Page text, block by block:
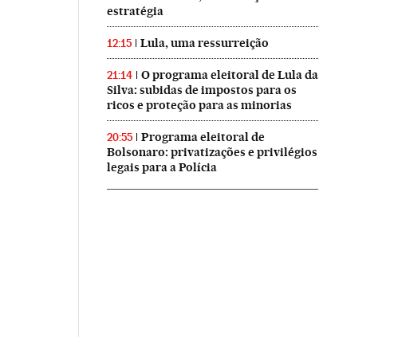
estratégia
12:15 Lula, uma ressurreição
21:14
O programa eleitoral de Lula da
Silva: subidas de impostos para os
ricos e proteção para as minorias
20:55
Programa eleitoral de
Bolsonaro: privatizações e privilégios
legais para a Polícia